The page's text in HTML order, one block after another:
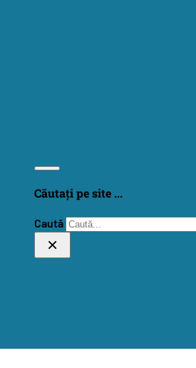
Căutați pe site ...
Caută
×